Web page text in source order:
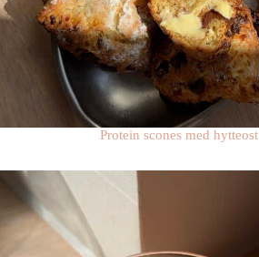
Protein scones med hytteost